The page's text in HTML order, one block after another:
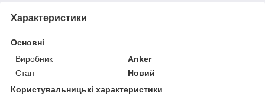
Характеристики
Основні
Виробник
Anker
Стан
Новий
Користувальницькі характеристики